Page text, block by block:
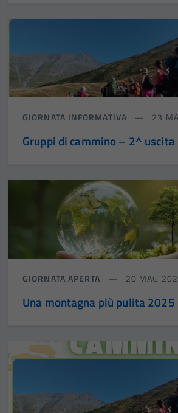
GIORNATA INFORMATIVA 23
Gruppi di cammino – 2^ uscita
GIORNATA APERTA 20 MAG
Una montagna più pulita 2025